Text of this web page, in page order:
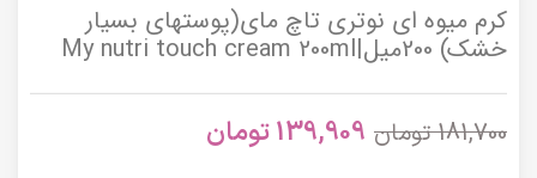
کرم میوه ای نوتری تاچ مای(پوستهای بسیار
خشک) 200میل|My nutri touch cream 200ml
181,700 تومان 139,909تومان